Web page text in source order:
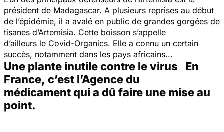
président de Madagascar. A plusieurs reprises au début
de l’épidémie, il a avalé en public de grandes gorgées de
tisanes d’Artemisia. Cette boisson s’appelle
d’ailleurs le Covid-Organics. Elle a connu un certain
succès, notamment dans les pays africains...
Une plante inutile contre le virus En
France, c’est l’Agence du
médicament qui a dû faire une mise au
point.